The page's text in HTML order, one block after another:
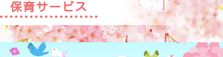
保育サービス